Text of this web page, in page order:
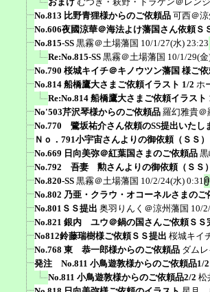
No.813 比野青狸様からのご依頼品 可西＠涼
No.606夜國涼華＠海法よけ藩国さん依頼Ｓ
No.815-SS 黒霧＠土場藩国 10/1/27(水) 23:23
Re:No.815-SS 黒霧＠土場藩国 10/1/29(
No.790 桜城キイチ＠キノウツン藩国 様ご
No.814 船橋鷹大さまご依頼イラスト 1/2 ホ
Re:No.814 船橋鷹大さまご依頼イラスト
No'503芹沢琴様からのご依頼品 羅幻雅貴＠
No.770 鷺坂祐介さん依頼のSS提出いたし
Ｎｏ．791小宇宙さんよりの御依頼（ＳＳ）
No.669 日向美弥＠紅葉国さまのご依頼品
No.792 吾妻 勲さんよりの御依頼（ＳＳ）
No.820-SS 黒霧＠土場藩国 10/2/24(水) 0:31
No.802 乃亜・クラウ・オコーネルさまのご
No.801ＳＳ提出 奥羽りんく＠涼州藩国 10/
No.821 銀内 ユウ＠鍋の国さんご依頼ＳＳ
No812鈴藤瑞樹様ご依頼ＳＳ提出 桜城キイ
No.768 東 恭一郎様からのご依頼品 ダム
発注 No.811 小鳥遊敦様からのご依頼品1/2
No.811 小鳥遊敦様からのご依頼品2/2 松